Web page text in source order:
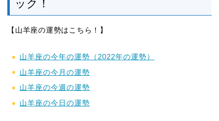
ック！
【山羊座の運勢はこちら！】
山羊座の今年の運勢（2022年の運勢）
山羊座の今月の運勢
山羊座の今週の運勢
山羊座の今日の運勢